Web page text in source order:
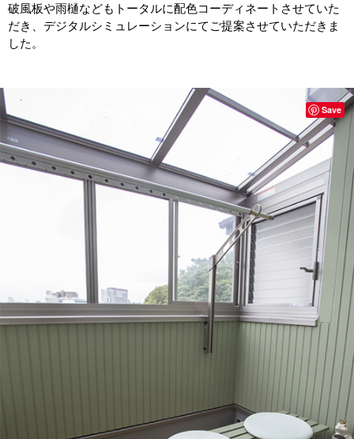
破風板や雨樋などもトータルに配色コーディネートさせていた
だき、デジタルシミュレーションにてご提案させていただきま
した。
Save